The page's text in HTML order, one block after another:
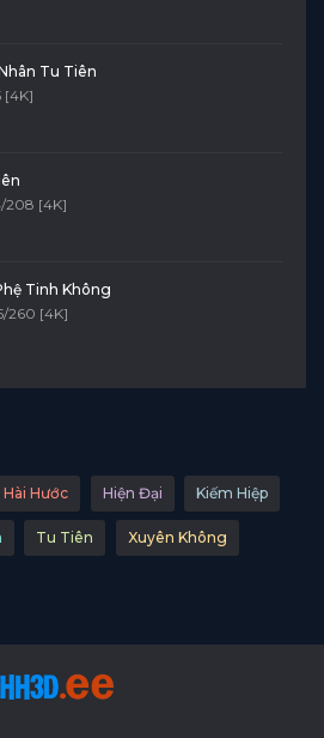
Tu Tiên
[4K]
208 [4K]
Tinh Không
260 [4K]
Hài Hước Hiện Đại Kiếm Hiệp
Tu Tiên Xuyên Không